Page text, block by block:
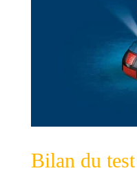
Bilan du test